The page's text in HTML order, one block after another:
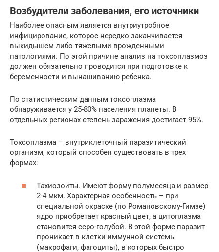
Возбудители заболевания, его источники
Наиболее опасным является внутриутробное
инфицирование, которое нередко заканчивается
выкидышем либо тяжелыми врожденными
патологиями. По этой причине анализ на токсоплазмоз
должен обязательно проводится при подготовке к
беременности и вынашиванию ребенка.
По статистическим данным токсоплазма
обнаруживается у 25-80% населения планеты. В
отдельных регионах степень заражения достигает 95%.
Токсоплазма – внутриклеточный паразитический
организм, который способен существовать в трех
формах:
Тахиозоиты. Имеют форму полумесяца и размер
2-4 мкм. Характерная особенность – при
специальной окраске (по Романовскому-Гимзе)
ядро приобретает красный цвет, а цитоплазма
становится серо-голубой. В этой форме паразит
проникает в клетки иммунной системы
(макрофаги, фагоциты), в которых быстро